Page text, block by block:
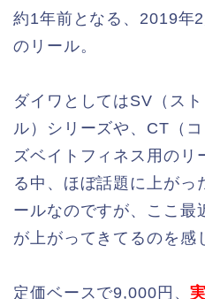
約1年前となる、2019年
のリール。
ダイワとしてはSV（ス
ル）シリーズや、CT（
ズベイトフィネス用のリ
る中、ほぼ話題に上がっ
ールなのですが、ここ最
が上がってきてるのを感
定価ベースで9,000円、